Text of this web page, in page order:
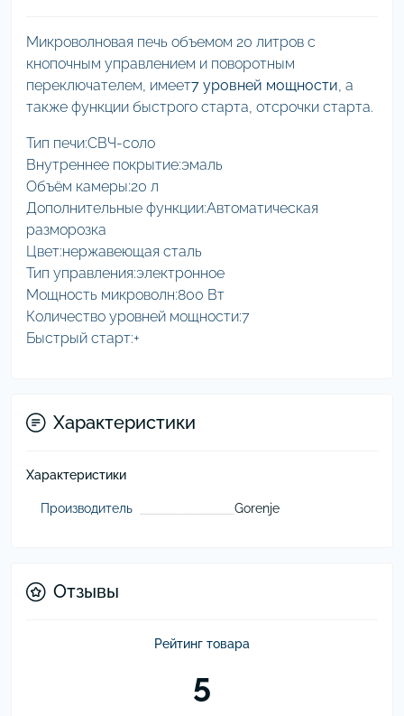
Микроволновая печь объемом 20 литров с
кнопочным управлением и поворотным
переключателем, имеет7 уровней мощности, а
также функции быстрого старта, отсрочки старта.
Тип печи:СВЧ-соло
Внутреннее покрытие:эмаль
Объём камеры:20 л
Дополнительные функции:Автоматическая
разморозка
Цвет:нержавеющая сталь
Тип управления:электронное
Мощность микроволн:800 Вт
Количество уровней мощности:7
Быстрый старт:+
Характеристики
Характеристики
Производитель Gorenje
Отзывы
Рейтинг товара
5